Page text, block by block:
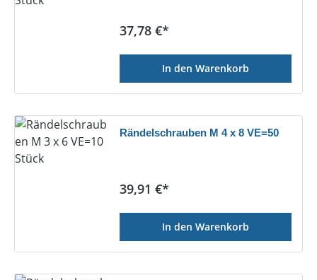
Regulärer Preis:
37,78 €*
In den Warenkorb
Rändelschrauben M 4 x 8 VE=50
Regulärer Preis:
39,91 €*
In den Warenkorb